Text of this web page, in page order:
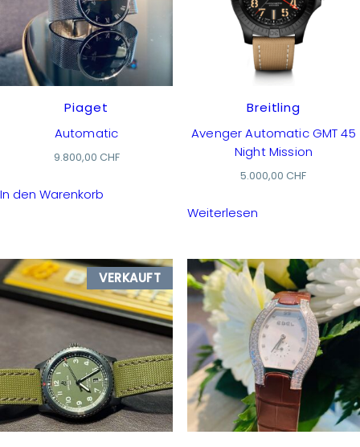
Piaget
Automatic
9.800,00 CHF
In den Warenkorb
Breitling
Avenger Automatic GMT 45
Night Mission
5.000,00CHF
Weiterlesen
VERKAUFT